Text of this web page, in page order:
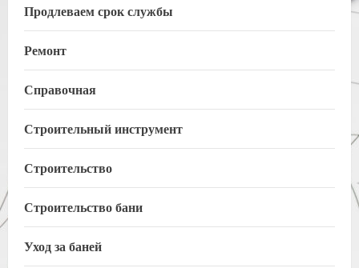
Продлеваем срок службы
Ремонт
Справочная
Строительный инструмент
Строительство
Строительство бани
Уход за баней